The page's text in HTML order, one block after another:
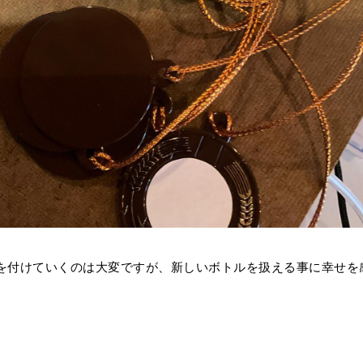
付けていくのは大変ですが、新しいボトルを扱える事に幸せを